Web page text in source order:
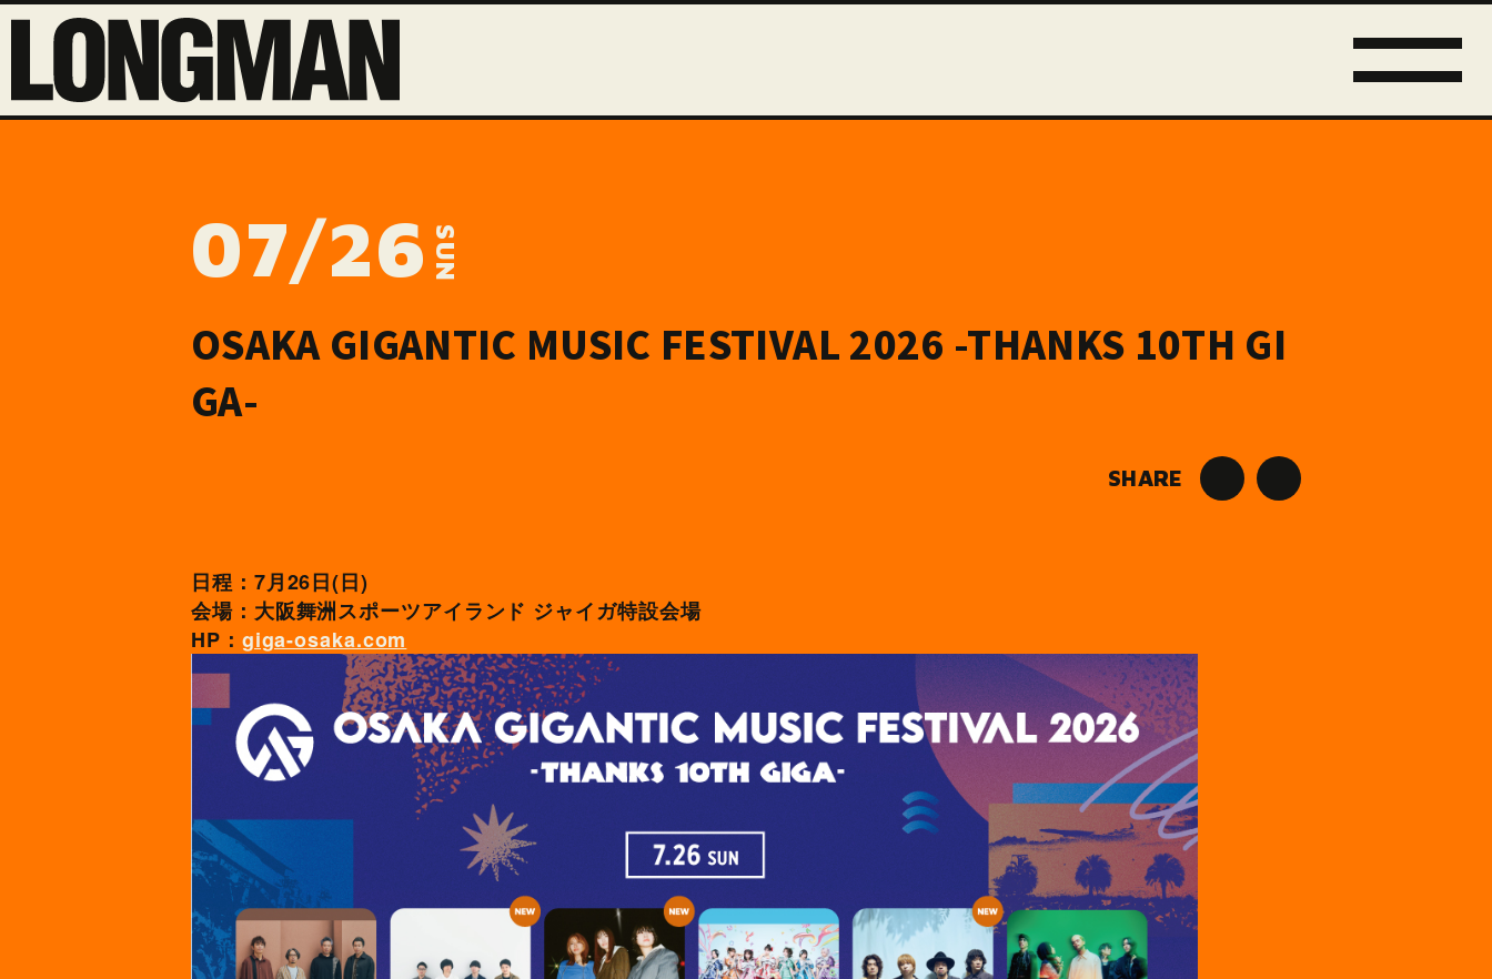
07/26 SUN
OSAKA GIGANTIC MUSIC FESTIVAL 2026 -THANKS 10TH GI
GA-
SHARE
日程：7月26日(日)
会場：大阪舞洲スポーツアイランド ジャイガ特設会場
HP ： giga-osaka.com